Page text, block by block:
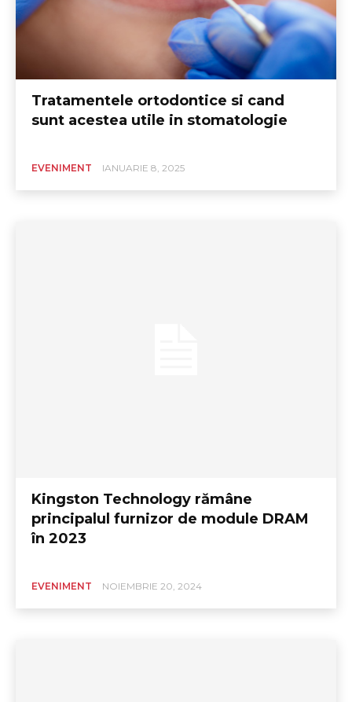
Tratamentele ortodontice si cand
sunt acestea utile in stomatologie
EVENIMENT IANUARIE 8, 2025
Kingston Technology rămâne
principalul furnizor de module DRAM
în 2023
EVENIMENT NOIEMBRIE 20, 2024